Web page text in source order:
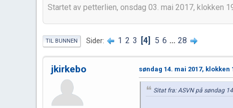
Startet av petterlien, onsdag 03. mai 2017, klokken
TIL BUNNEN Sider 1 2 3 4 5 6 ... 28
jkirkebo søndag 14. mai 2017, klokken
Sitat fra: ASVN på søndag